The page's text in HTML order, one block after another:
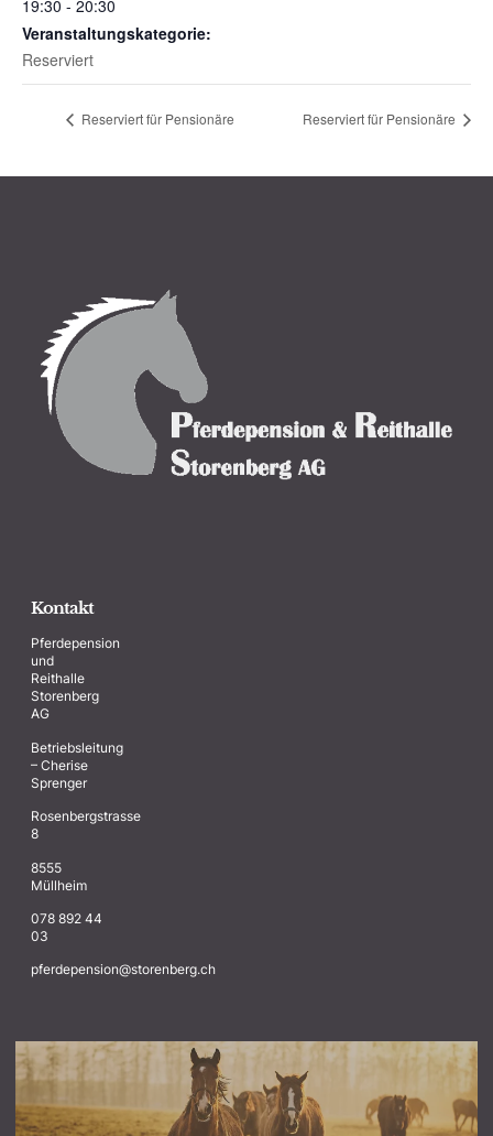
19:30 - 20:30
Veranstaltungskategorie:
Reserviert
Reserviert für Pensionäre Reserviert für Pensionäre
Kontakt
Pferdepension
und
Reithalle
Storenberg
AG
Betriebsleitung
– Cherise
Sprenger
Rosenbergstrasse
8
8555
Müllheim
078 892 44
03
hc.grebnerots
@noisnepedrefp